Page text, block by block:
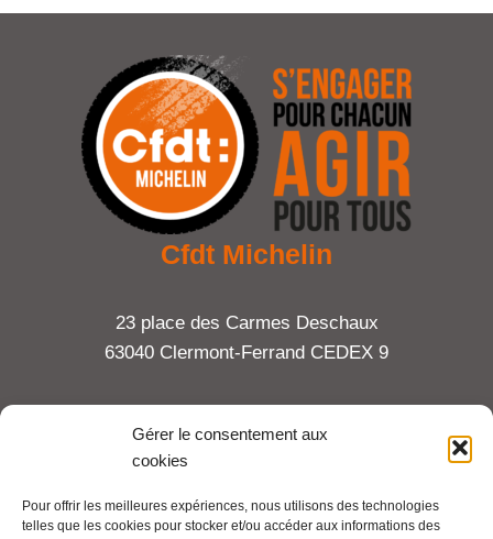
Gérer le consentement aux
cookies
Pour offrir les meilleures expériences, nous utilisons des technologies
telles que les cookies pour stocker et/ou accéder aux informations des
Cfdt Michelin
23 place des Carmes Deschaux
63040 Clermont-Ferrand CEDEX 9
Tel : 06 65 27 23 81
Mentions légales